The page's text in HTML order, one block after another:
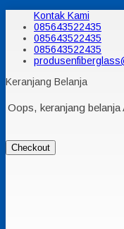
Kontak Kami
085643522435
085643522435
085643522435
Keranjang Belanja
Oops, keranjang
Checkout